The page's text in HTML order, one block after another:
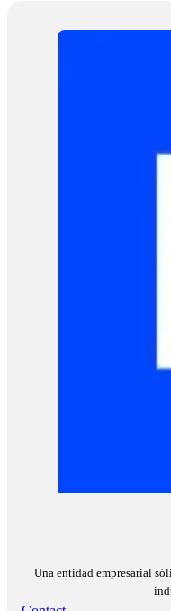
Una entidad empresarial